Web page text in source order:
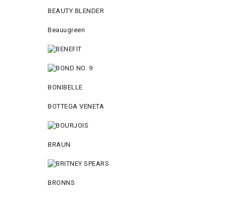
BEAUTY BLENDER
Beauugreen
BONIBELLE
BOTTEGA VENETA
BRAUN
BRONNS